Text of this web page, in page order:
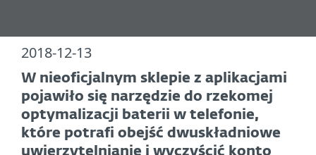
2018-12-13
W nieoficjalnym sklepie z aplikacjami
pojawiło się narzędzie do rzekomej
optymalizacji baterii w telefonie,
które potrafi obejść dwuskładniowe
uwierzytelnianie i wyczyścić konto